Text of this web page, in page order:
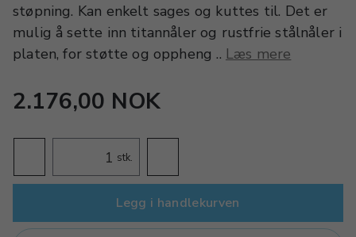
støpning. Kan enkelt sages og kuttes til. Det er
mulig å sette inn titannåler og rustfrie stålnåler i
platen, for støtte og oppheng .. Læs mere
2.176,00 NOK
stk.
Legg i handlekurven